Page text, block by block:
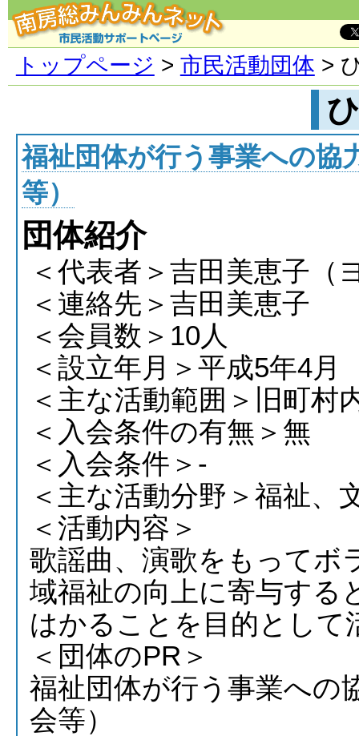
トップページ > 市民活動団体 >
福祉団体が行う事業への協
等）
団体紹介
＜代表者＞吉田美恵子（
＜連絡先＞吉田美恵子
＜会員数＞10人
＜設立年月＞平成5年4月
＜主な活動範囲＞旧町村
＜入会条件の有無＞無
＜入会条件＞-
＜主な活動分野＞福祉、
＜活動内容＞
歌謡曲、演歌をもってボ
域福祉の向上に寄与する
はかることを目的として
＜団体のPR＞
福祉団体が行う事業への
会等）